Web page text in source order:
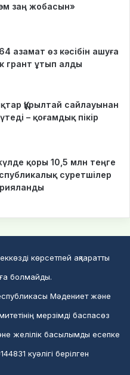
заң жобасын»
азамат өз кәсібін ашуға
грант ұтып алды
Құрылтай сайлауынан
– қоғамдық пікір
қоры 10,5 млн теңге
суретшілер
көрсетпей ақпаратты
болмайды.
Мәдениет және
мерзімді баспасөз
желілік басылымды есепке
куәлігі берілген